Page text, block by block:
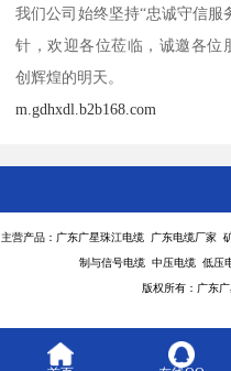
我们公司始终坚持“忠诚守信
针，欢迎各位莅临，诚邀各位
创辉煌的明天。
m.gdhxdl.b2b168.com
主营产品：广东广星珠江电缆 广东电缆厂家
制与信号电缆 中压电缆 低压
版权所有：广东